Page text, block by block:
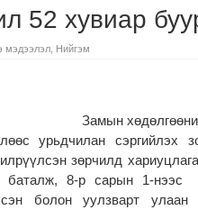
52 хувиар
мэдээлэл Нийгэм
Замын
урьдчилан сэргийлэх
зөрчилд
баталж, 8-р сарын 1-нээс
болон уулзварт улаан